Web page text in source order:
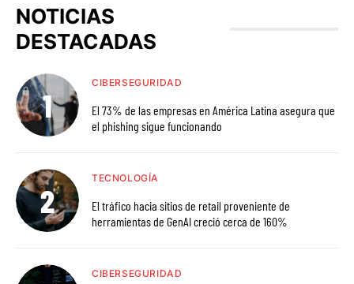
NOTICIAS
DESTACADAS
CIBERSEGURIDAD
El 73% de las empresas en América Latina asegura que
el phishing sigue funcionando
TECNOLOGÍA
El tráfico hacia sitios de retail proveniente de
herramientas de GenAI creció cerca de 160%
CIBERSEGURIDAD